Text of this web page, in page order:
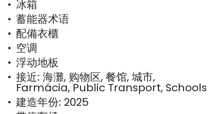
冰箱
蓄能器术语
配備衣櫃
空调
浮动地板
接近: 海灘, 购物区, 餐馆, 城市,
Farmácia, Public Transport, Schools
建造年份: 2025